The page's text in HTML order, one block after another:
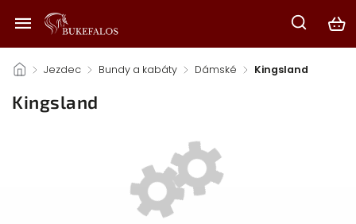
/ Jezdec / Bundy a kabáty / Dámské / Kingsland
Kingsland